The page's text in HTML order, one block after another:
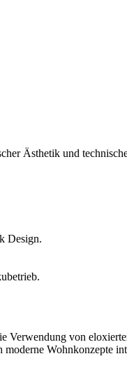
Ästhetik und
Design.
von
Wohnkonzepte